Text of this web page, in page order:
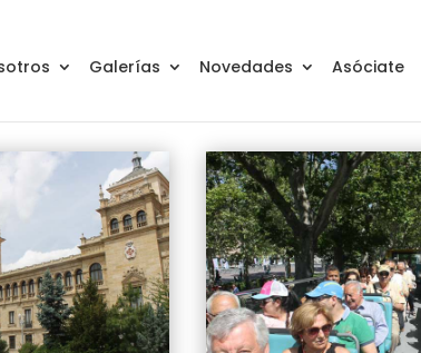
Galerías Novedades Asóciate